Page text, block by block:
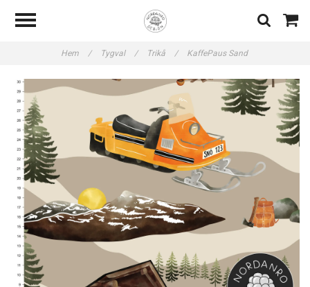
Hem / Tygval / Trikå / KaffePaus Sand